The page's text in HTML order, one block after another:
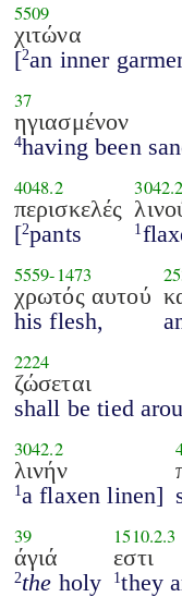
5509
χιτώνα
[2an inner
37
ηγιασμένον
4having been
4048.2
περισκελές
[2pants
3042.2
1
5559-1473
χρωτός αυτού
his flesh,
2224
ζώσεται
shall be tied
3042.2
λινήν
1 a flaxen linen]
39
άγιά
2the holy
1510.2.3
εστι
1they